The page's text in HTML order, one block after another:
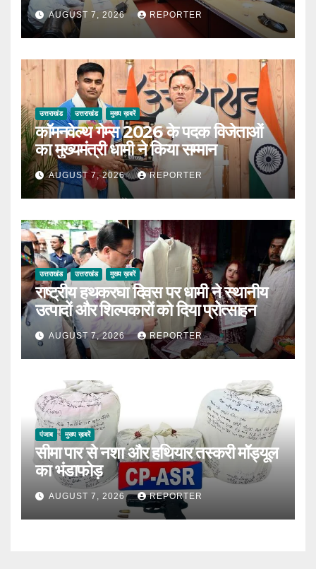
AUGUST 7, 2026 REPORTER
उत्तराखंड उत्तराखंड मुख्य ख़बरें
कॉमनवेल्थ गेम्स 2026 के पदक विजेताओं
का मुख्यमंत्री धामी ने किया सम्मान
AUGUST 7, 2026 REPORTER
उत्तराखंड उत्तराखंड मुख्य ख़बरें
राष्ट्रीय हथकरघा दिवस पर धामी ने स्थानीय
उत्पादों और शिल्पकारों को दिया प्रोत्साहन
AUGUST 7, 2026 REPORTER
पंजाब मुख्य ख़बरें
सीमा पार से नशा और हथियार तस्करी मॉड्यूल
का भंडाफोड़
AUGUST 7, 2026 REPORTER